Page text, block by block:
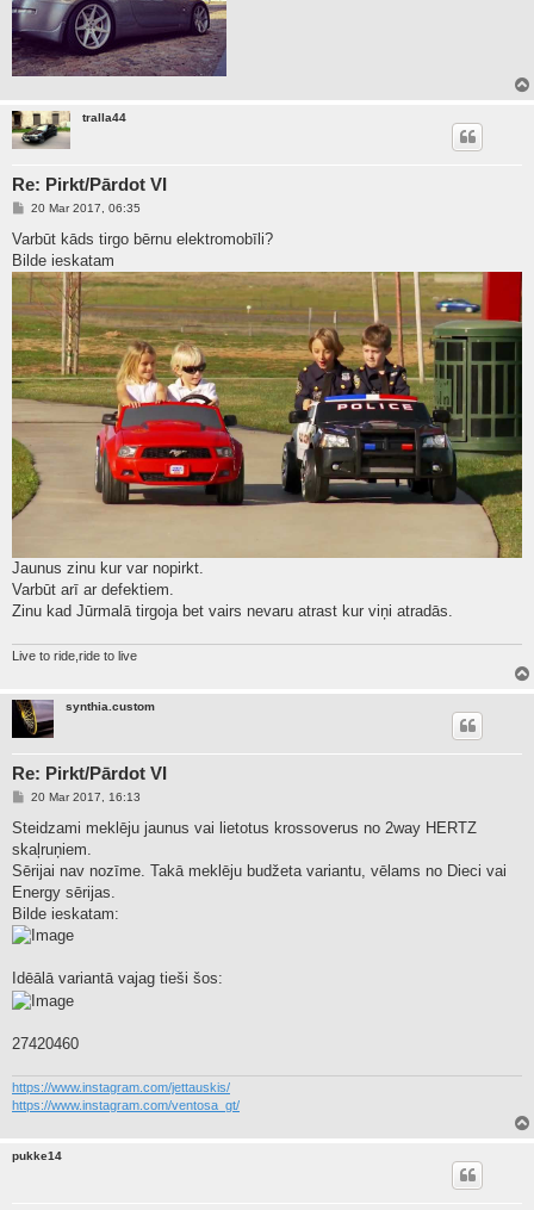
tralla44
Re: Pirkt/Pārdot VI
P
s
20 Mar 2017, 06:35
Varbūt kāds tirgo bērnu elektromobīli?
Bilde ieskatam
Jaunus zinu kur var nopirkt.
Varbūt arī ar defektiem.
Zinu kad Jūrmalā tirgoja bet vairs nevaru atrast kur viņi atradās.
Live to ride,ride to live
synthia.custom
Re: Pirkt/Pārdot VI
P
s
20 Mar 2017, 16:13
Steidzami meklēju jaunus vai lietotus krossoverus no 2way HERTZ
skaļruņiem.
Sērijai nav nozīme. Takā meklēju budžeta variantu, vēlams no Dieci vai
Energy sērijas.
Bilde ieskatam:
Idēālā variantā vajag tieši šos:
27420460
https://www.instagram.com/jettauskis/
https://www.instagram.com/ventosa_gt/
pukke14